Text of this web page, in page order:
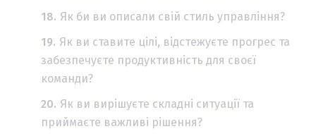
Як би ви описали свій стиль управління?
Як ви ставите цілі, відстежуєте прогрес та
забезпечуєте продуктивність для своєї
команди?
Як ви вирішуєте складні ситуації та
приймаєте важливі рішення?